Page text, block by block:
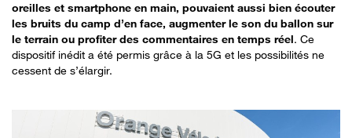
oreilles et smartphone en main, pouvaient aussi bien écouter
les bruits du camp d’en face, augmenter le son du ballon sur
le terrain ou profiter des commentaires en temps réel. Ce
dispositif inédit a été permis grâce à la 5G et les possibilités ne
cessent de s’élargir.